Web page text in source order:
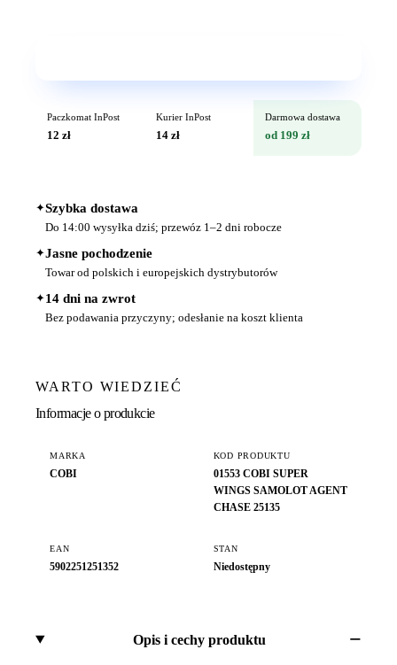
Paczkomat InPost
12 zł
Kurier InPost
14 zł
Darmowa dostawa
od 199 zł
✦Szybka dostawa
Do 14:00 wysyłka dziś; przewóz 1–2 dni robocze
✦Jasne pochodzenie
Towar od polskich i europejskich dystrybutorów
✦14 dni na zwrot
Bez podawania przyczyny; odesłanie na koszt klienta
WARTO WIEDZIEĆ
Informacje o produkcie
MARKA
COBI
KOD PRODUKTU
01553 COBI SUPER
WINGS SAMOLOT AGENT
CHASE 25135
EAN
5902251251352
STAN
Niedostępny
Opis i cechy produktu